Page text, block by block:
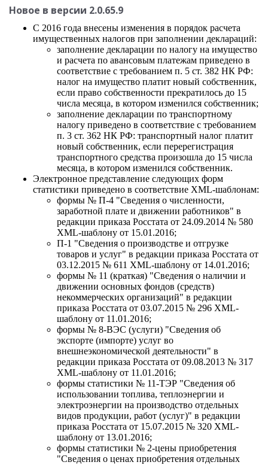
Новое в версии 2.0.65.9
С 2016 года внесены изменения в порядок расчета
имущественных налогов при заполнении деклараций:
заполнение декларации по налогу на имущество
и расчета по авансовым платежам приведено в
соответствие с требованием п. 5 ст. 382 НК РФ:
налог на имущество платит новый собственник,
если право собственности прекратилось до 15
числа месяца, в котором изменился собственник;
заполнение декларации по транспортному
налогу приведено в соответствие с требованием
п. 3 ст. 362 НК РФ: транспортный налог платит
новый собственник, если перерегистрация
транспортного средства произошла до 15 числа
месяца, в котором изменился собственник.
Электронное представление следующих форм
статистики приведено в соответствие XML-шаблонам:
формы № П-4 "Сведения о численности,
заработной плате и движении работников" в
редакции приказа Росстата от 24.09.2014 № 580
XML-шаблону от 15.01.2016;
П-1 "Сведения о производстве и отгрузке
товаров и услуг" в редакции приказа Росстата от
03.12.2015 № 611 XML-шаблону от 14.01.2016;
формы № 11 (краткая) "Сведения о наличии и
движении основных фондов (средств)
некоммерческих организаций" в редакции
приказа Росстата от 03.07.2015 № 296 XML-
шаблону от 11.01.2016;
формы № 8-ВЭС (услуги) "Сведения об
экспорте (импорте) услуг во
внешнеэкономической деятельности" в
редакции приказа Росстата от 09.08.2013 № 317
XML-шаблону от 11.01.2016;
формы статистики № 11-ТЭР "Сведения об
использовании топлива, теплоэнергии и
электроэнергии на производство отдельных
видов продукции, работ (услуг)" в редакции
приказа Росстата от 15.07.2015 № 320 XML-
шаблону от 13.01.2016;
формы статистики № 2-цены приобретения
"Сведения о ценах приобретения отдельных